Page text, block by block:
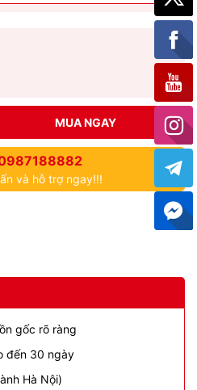
MUA NGAY
và hỗ trợ ngay!!!
gốc rõ ràng
đến 30 ngày
Hà Nội)